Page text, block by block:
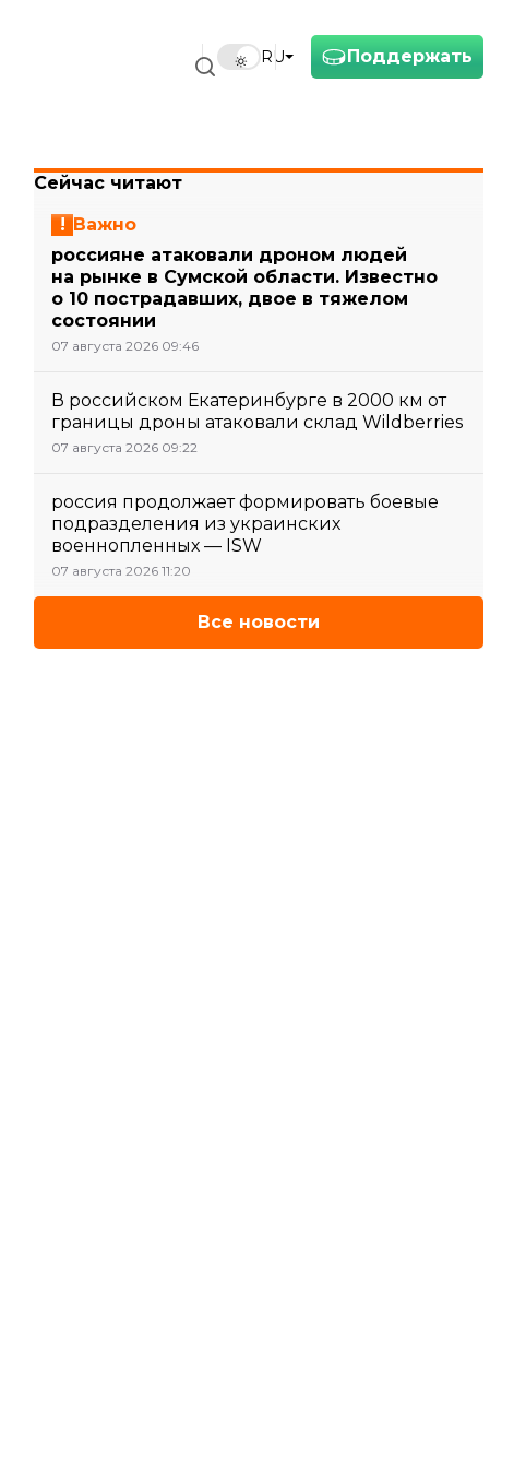
Поддержать
RU
Сейчас читают
Важно
россияне атаковали дроном людей
на рынке в Сумской области. Известно
о 10 пострадавших, двое в тяжелом
состоянии
07 августа 2026 09:46
В российском Екатеринбурге в 2000 км от
границы дроны атаковали склад Wildberries
07 августа 2026 09:22
россия продолжает формировать боевые
подразделения из украинских
военнопленных — ISW
07 августа 2026 11:20
Все новости